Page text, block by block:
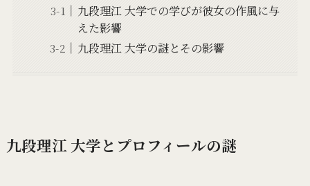
九段理江 大学での学びが彼女の作風に与
えた影響
九段理江 大学の謎とその影響
九段理江 大学とプロフィールの謎